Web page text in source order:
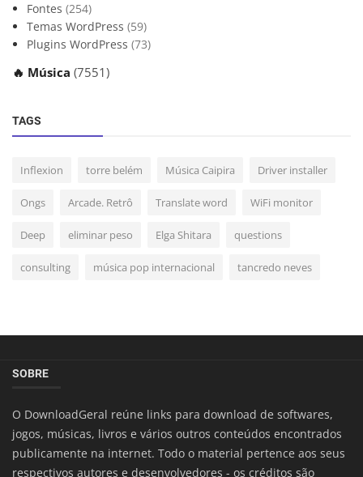
Fontes (254)
Temas WordPress (59)
Plugins WordPress (73)
🔥 Música (7551)
TAGS
Inflexion torre belém Música Caipira Driver installer
Ongs Arcade. Retrô Translate word WiFi monitor
Deep eliminar peso Elga Shitara questions
consulting música pop internacional tancredo neves
SOBRE
O DownloadGeral reúne links para download de softwares,
jogos, músicas, livros e vários outros conteúdos encontrados
publicamente na internet. Todo o material pertence aos seus
respectivos autores e desenvolvedores - os créditos são